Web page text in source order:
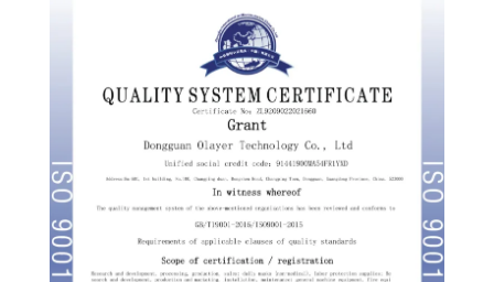
French
Dutch
Russian
Swedish